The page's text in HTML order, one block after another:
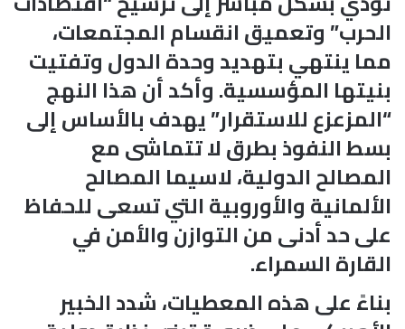
الحرب” وتعميق انقسام المجتمعات،
مما ينتهي بتهديد وحدة الدول وتفتيت
بنيتها المؤسسية. وأكد أن هذا النهج
“المزعزع للاستقرار” يهدف بالأساس إلى
بسط النفوذ بطرق لا تتماشى مع
المصالح الدولية، لاسيما المصالح
الألمانية والأوروبية التي تسعى للحفاظ
على حد أدنى من التوازن والأمن في
القارة السمراء.
​بناءً على هذه المعطيات، شدد الخبير